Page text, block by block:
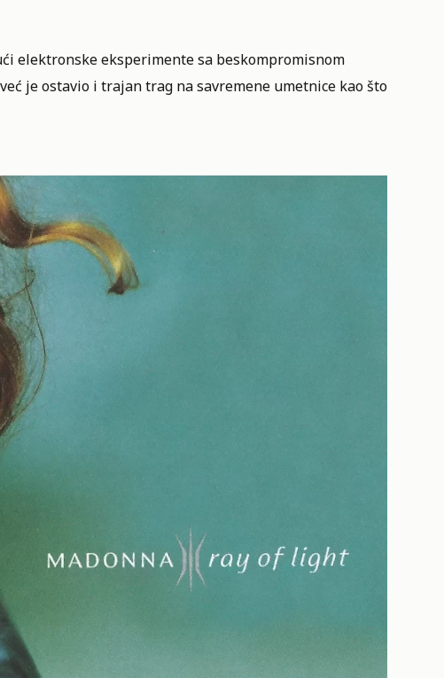
elektronske eksperimente sa beskompromisnom
je ostavio i trajan trag na savremene umetnice kao što